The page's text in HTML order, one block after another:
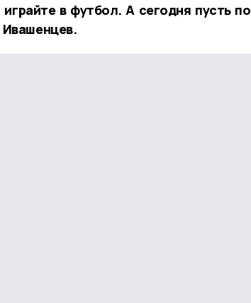
играйте в футбол. А сегодня пусть
Ивашенцев.